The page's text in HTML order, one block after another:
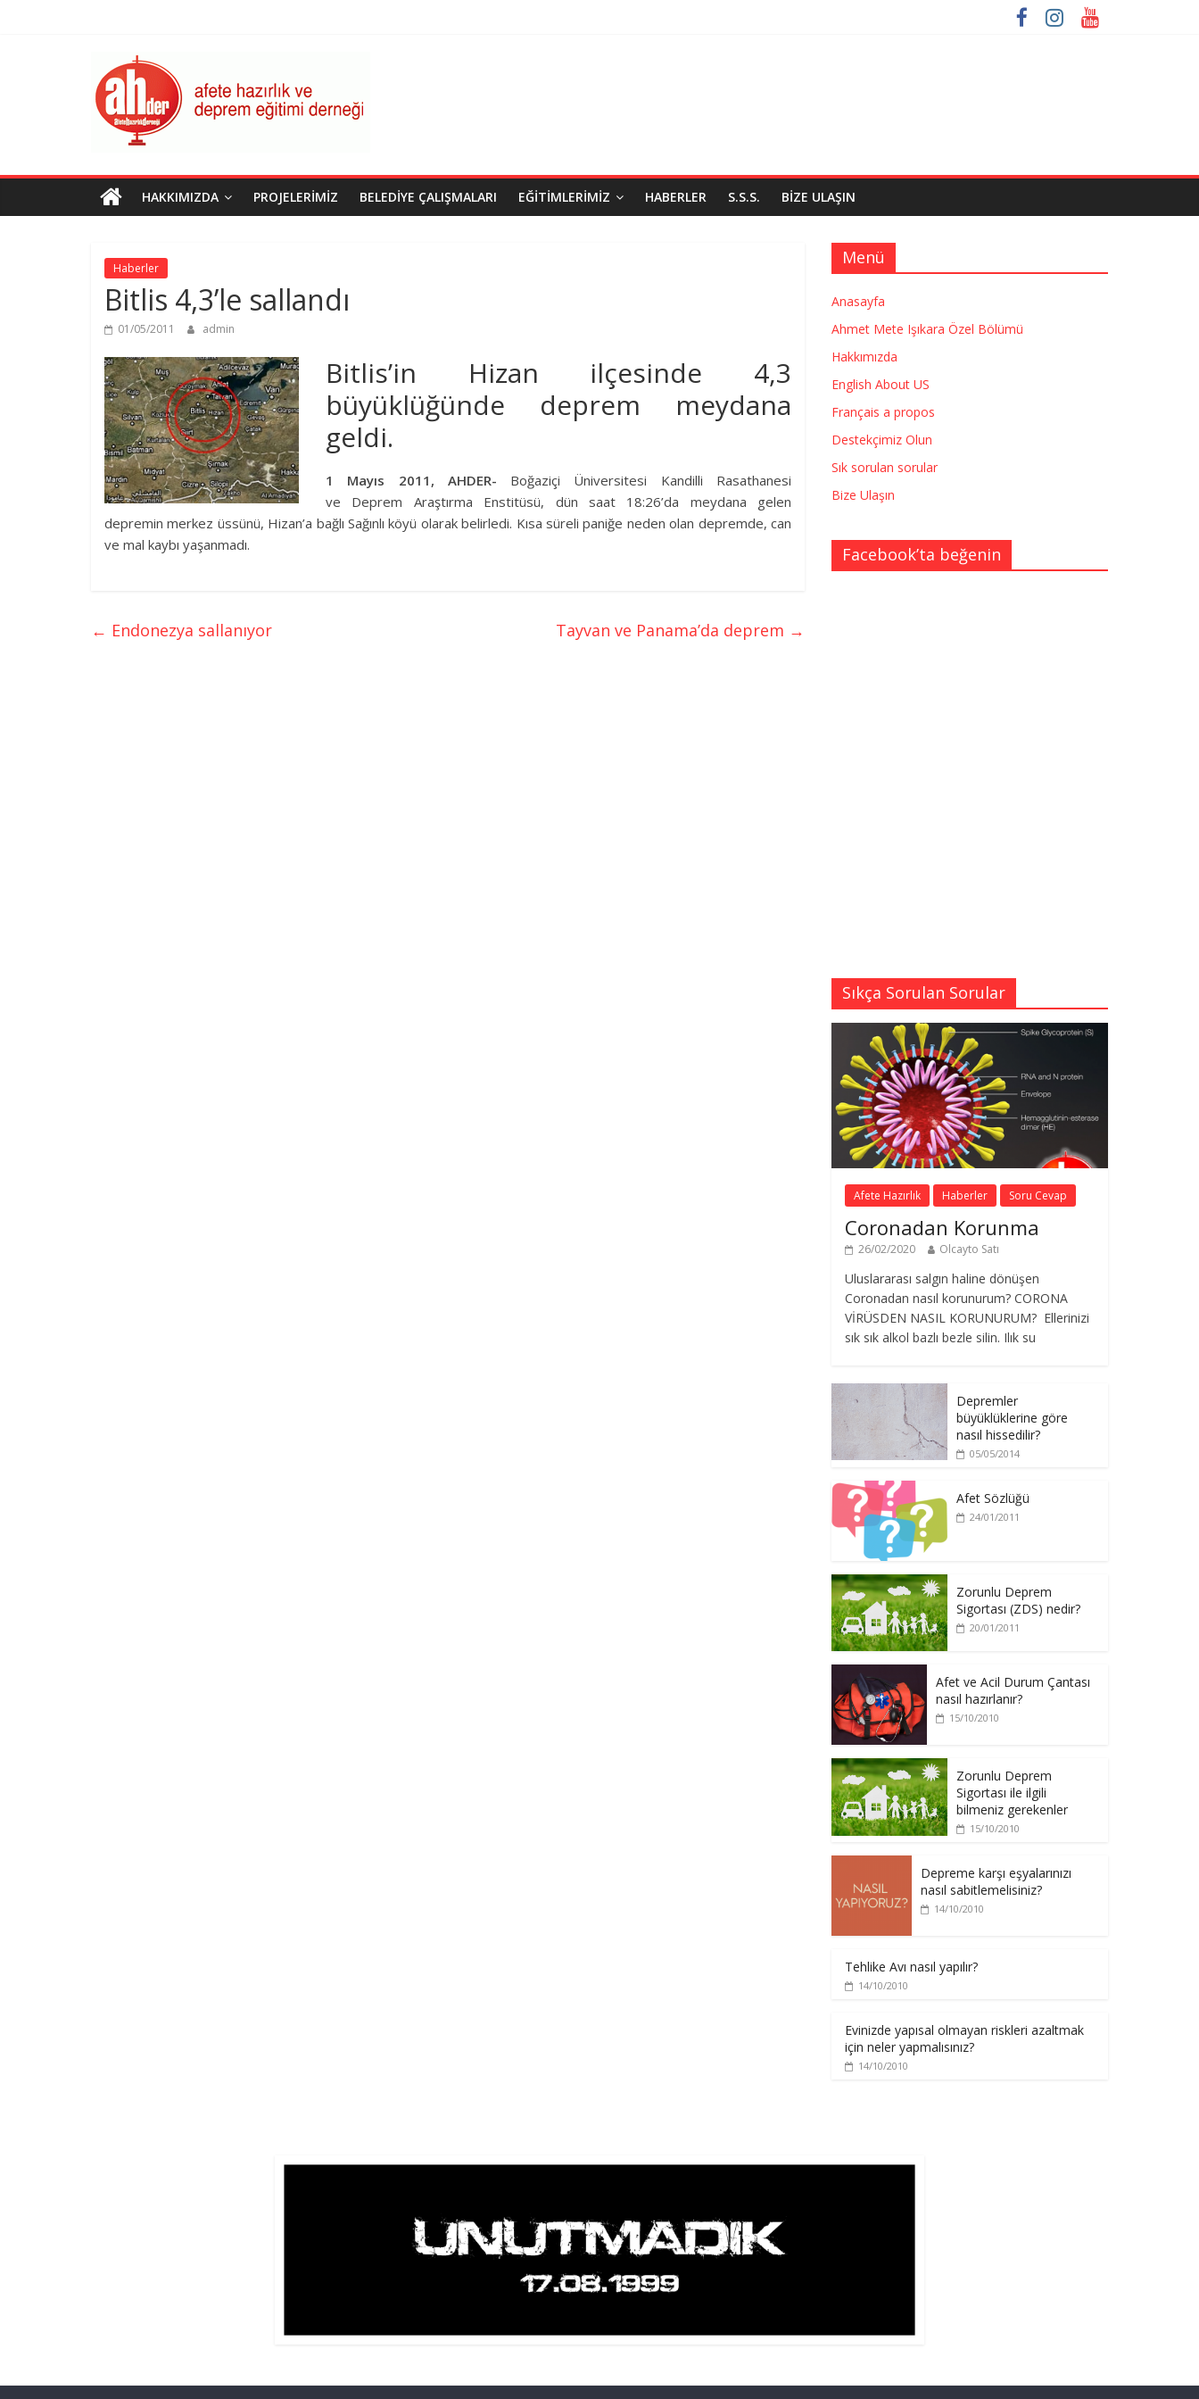
AHDER
Afete
Hazırlık
Deprem
Eğitimi
Derneği
HAKKIMIZDA PROJELERIMIZ BELEDIYE ÇALIŞMALARI EĞITIMLERIMIZ HABERLER S.S.S. BIZE ULAŞIN
Haberler
Bitlis 4,3’le sallandı
01/05/2011 admin
Bitlis’in Hizan ilçesinde 4,3
büyüklüğünde deprem meydana
geldi.
1 Mayıs 2011, AHDER- Boğaziçi Üniversitesi Kandilli Rasathanesi
ve Deprem Araştırma Enstitüsü, dün saat 18:26’da meydana gelen
depremin merkez üssünü, Hizan’a bağlı Sağınlı köyü olarak belirledi. Kısa süreli paniğe neden olan depremde, can
ve mal kaybı yaşanmadı.
← Endonezya sallanıyor Tayvan ve Panama’da deprem →
Menü
Anasayfa
Ahmet Mete Işıkara Özel Bölümü
Hakkımızda
English About US
Français a propos
Destekçimiz Olun
Sık sorulan sorular
Bize Ulaşın
Facebook’ta beğenin
Sıkça Sorulan Sorular
Afete Hazırlık Haberler Soru Cevap
Coronadan Korunma
26/02/2020 Olcayto Satı
Uluslararası salgın haline dönüşen
Coronadan nasıl korunurum? CORONA
VİRÜSDEN NASIL KORUNURUM? Ellerinizi
sık sık alkol bazlı bezle silin. Ilık su
Depremler
büyüklüklerine göre
nasıl hissedilir?
05/05/2014
Afet Sözlüğü
24/01/2011
Zorunlu Deprem
Sigortası (ZDS) nedir?
20/01/2011
Afet ve Acil Durum Çantası
nasıl hazırlanır?
15/10/2010
Zorunlu Deprem
Sigortası ile ilgili
bilmeniz gerekenler
15/10/2010
Depreme karşı eşyalarınızı
nasıl sabitlemelisiniz?
14/10/2010
Tehlike Avı nasıl yapılır?
14/10/2010
Evinizde yapısal olmayan riskleri azaltmak
için neler yapmalısınız?
14/10/2010